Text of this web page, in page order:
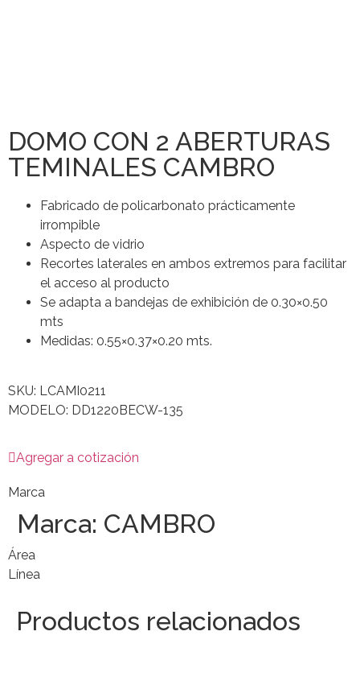
DOMO CON 2 ABERTURAS
TEMINALES CAMBRO
Fabricado de policarbonato prácticamente
irrompible
Aspecto de vidrio
Recortes laterales en ambos extremos para facilitar
el acceso al producto
Se adapta a bandejas de exhibición de 0.30×0.50
mts
Medidas: 0.55×0.37×0.20 mts.
SKU: LCAMI0211
MODELO: DD1220BECW-135
Agregar a cotización
Marca
Marca: CAMBRO
Área
Línea
Productos relacionados